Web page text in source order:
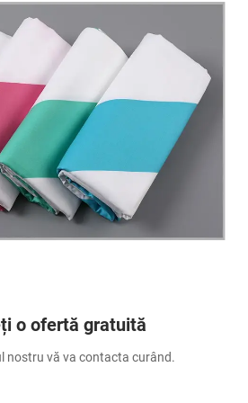
o ofertă gratuită
nostru vă va contacta curând.